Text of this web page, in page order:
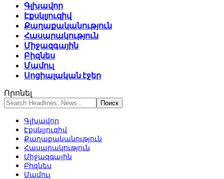
Գլխավոր
Էքսկլյուզիվ
Քաղաքականություն
Հասարակություն
Միջազգային
Բիզնես
Մամուլ
Սոցիալական էջեր
Որոնել
Գլխավոր
Էքսկլյուզիվ
Քաղաքականություն
Հասարակություն
Միջազգային
Բիզնես
Մամուլ